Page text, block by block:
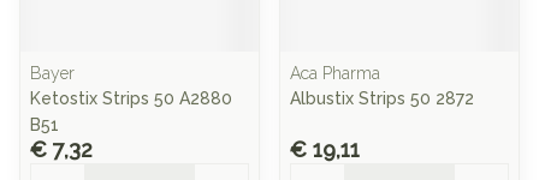
Bayer
Ketostix Strips 50 A2880
B51
€ 7,32
Aca Pharma
Albustix Strips 50 2872
€ 19,11